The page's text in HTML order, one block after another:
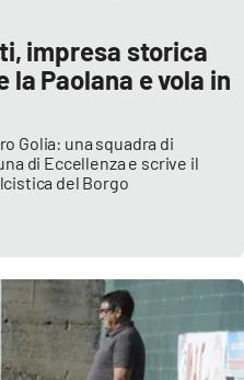
impresa storica
Paolana e vola in
Golia: una squadra di
di Eccellenza e scrive il
del Borgo